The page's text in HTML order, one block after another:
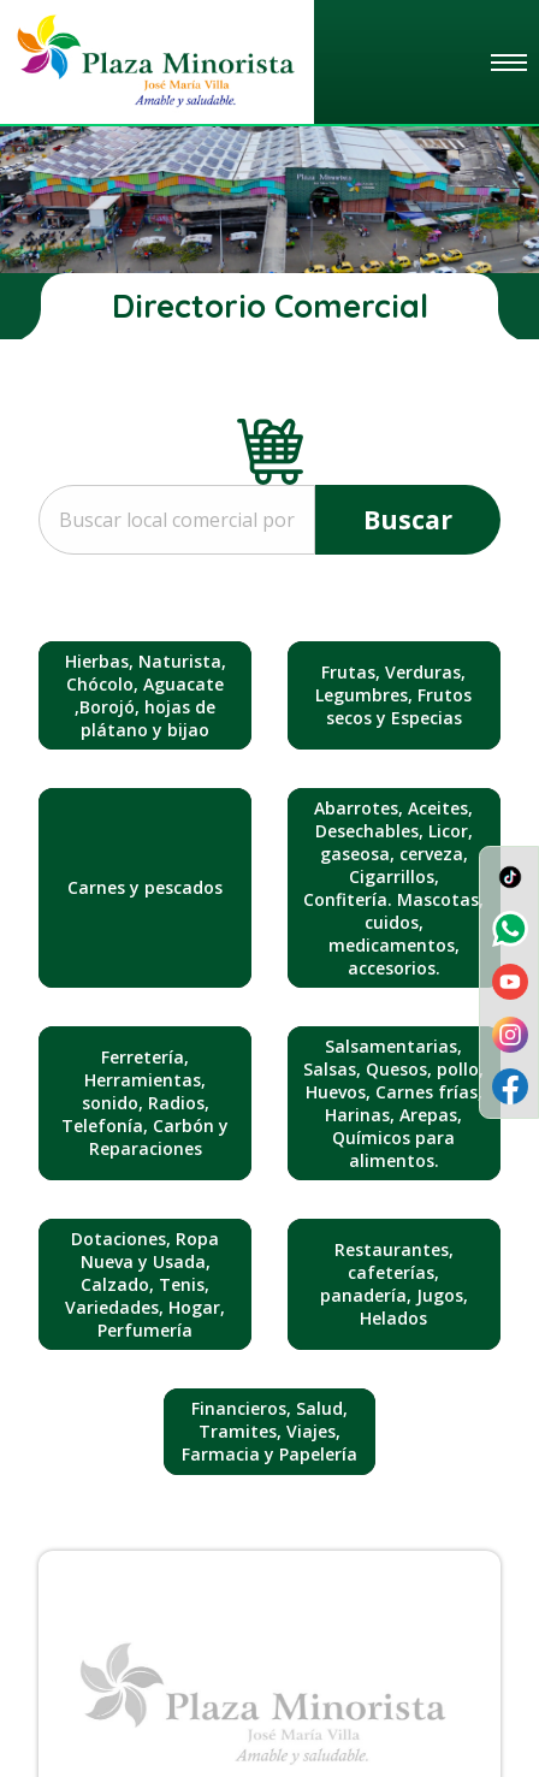
Directorio Comercial
Buscar
Hierbas, Naturista,
Chócolo, Aguacate
,Borojó, hojas de
plátano y bijao
Frutas, Verduras,
Legumbres, Frutos
secos y Especias
Carnes y pescados
Abarrotes, Aceites,
Desechables, Licor,
gaseosa, cerveza,
Cigarrillos,
Confitería. Mascotas,
cuidos,
medicamentos,
accesorios.
Ferretería,
Herramientas,
sonido, Radios,
Telefonía, Carbón y
Reparaciones
Salsamentarias,
Salsas, Quesos, pollo,
Huevos, Carnes frías,
Harinas, Arepas,
Químicos para
alimentos.
Dotaciones, Ropa
Nueva y Usada,
Calzado, Tenis,
Variedades, Hogar,
Perfumería
Restaurantes,
cafeterías,
panadería, Jugos,
Helados
Financieros, Salud,
Tramites, Viajes,
Farmacia y Papelería